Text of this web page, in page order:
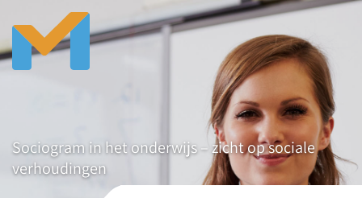
Sociogram in het onderwijs – zicht op sociale
verhoudingen